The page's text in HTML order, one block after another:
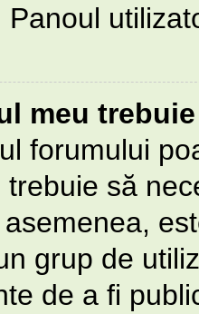
Panoul
meu
forumului
să
grup de
de a fi